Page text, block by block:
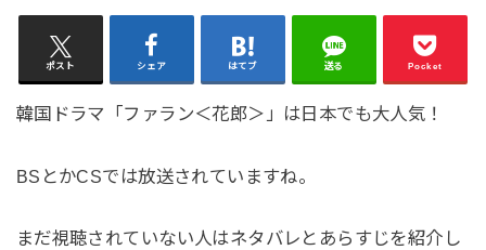
ポスト シェア はてブ 送る Pocket
韓国ドラマ「ファラン＜花郎＞」は日本でも大人気！
BSとかCSでは放送されていますね。
まだ視聴されていない人はネタバレとあらすじを紹介し